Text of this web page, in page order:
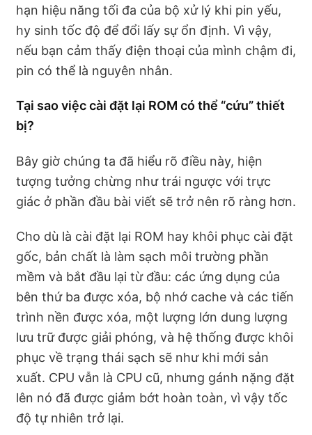
hạn hiệu năng tối đa của bộ xử lý khi pin yếu,
hy sinh tốc độ để đổi lấy sự ổn định. Vì vậy,
nếu bạn cảm thấy điện thoại của mình chậm đi,
pin có thể là nguyên nhân.
Tại sao việc cài đặt lại ROM có thể “cứu” thiết
bị?
Bây giờ chúng ta đã hiểu rõ điều này, hiện
tượng tưởng chừng như trái ngược với trực
giác ở phần đầu bài viết sẽ trở nên rõ ràng hơn.
Cho dù là cài đặt lại ROM hay khôi phục cài đặt
gốc, bản chất là làm sạch môi trường phần
mềm và bắt đầu lại từ đầu: các ứng dụng của
bên thứ ba được xóa, bộ nhớ cache và các tiến
trình nền được xóa, một lượng lớn dung lượng
lưu trữ được giải phóng, và hệ thống được khôi
phục về trạng thái sạch sẽ như khi mới sản
xuất. CPU vẫn là CPU cũ, nhưng gánh nặng đặt
lên nó đã được giảm bớt hoàn toàn, vì vậy tốc
độ tự nhiên trở lại.